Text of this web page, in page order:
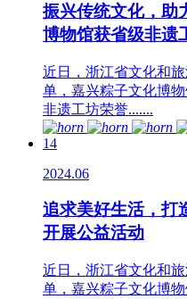
振兴传统文化，助
博物馆获省级非遗
近日，浙江省文化和
单，嘉兴粽子文化博
非遗工坊荣誉.......
14
2024.06
追求美好生活，打
开展公益活动
近日，浙江省文化和
单，嘉兴粽子文化博